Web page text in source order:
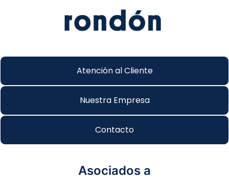
Atención al Cliente
Nuestra Empresa
Contacto
Asociados a